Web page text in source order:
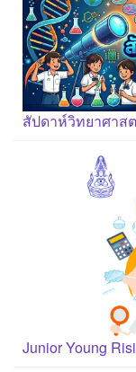
สัปดาห์วิทยาศาส
Junior Young